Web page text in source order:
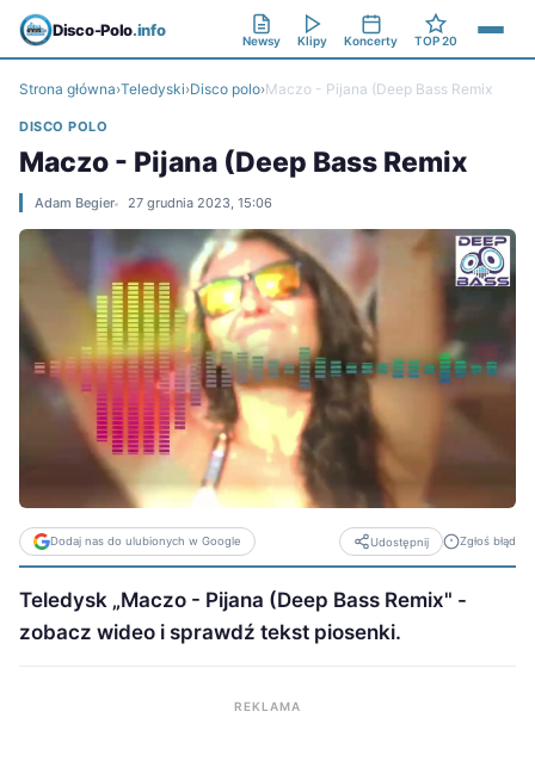
Disco-Polo.info
Newsy Klipy Koncerty TOP 20
Strona główna›Teledyski›Disco polo›Maczo - Pijana (Deep Bass Remix
DISCO POLO
Maczo - Pijana (Deep Bass Remix
Adam Begier 27 grudnia 2023, 15:06
Dodaj nas do ulubionych w Google Udostępnij Zgłoś błąd
Teledysk „Maczo - Pijana (Deep Bass Remix" -
zobacz wideo i sprawdź tekst piosenki.
REKLAMA